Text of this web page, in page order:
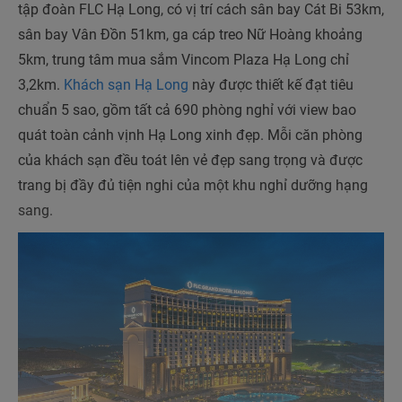
tập đoàn FLC Hạ Long, có vị trí cách sân bay Cát Bi 53km,
sân bay Vân Đồn 51km, ga cáp treo Nữ Hoàng khoảng
5km, trung tâm mua sắm Vincom Plaza Hạ Long chỉ
3,2km. Khách sạn Hạ Long này được thiết kế đạt tiêu
chuẩn 5 sao, gồm tất cả 690 phòng nghỉ với view bao
quát toàn cảnh vịnh Hạ Long xinh đẹp. Mỗi căn phòng
của khách sạn đều toát lên vẻ đẹp sang trọng và được
trang bị đầy đủ tiện nghi của một khu nghỉ dưỡng hạng
sang.